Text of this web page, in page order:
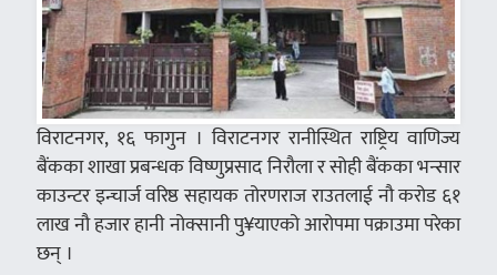
विराटनगर, १६ फागुन । विराटनगर रानीस्थित राष्ट्रिय वाणिज्य
बैंकका शाखा प्रबन्धक विष्णुप्रसाद निरौला र सोही बैंकका भन्सार
काउन्टर इन्चार्ज वरिष्ठ सहायक तोरणराज राउतलाई नौ करोड ६१
लाख नौ हजार हानी नोक्सानी पु¥याएको आरोपमा पक्राउमा परेका
छन् ।